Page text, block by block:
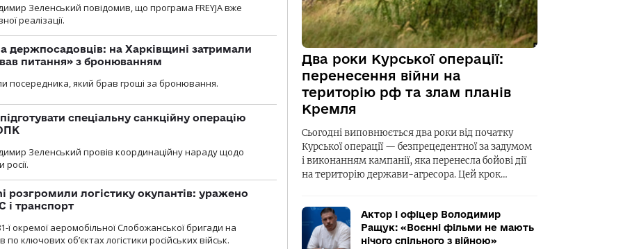
Зеленський повідомив, що програма FREYJA вже
реалізації.
держпосадовців: на Харківщині затримали
питання» з бронюванням
посередника, який брав гроші за бронювання.
спеціальну санкційну операцію
Зеленський провів координаційну нараду щодо
розгромили логістику окупантів: уражено
і транспорт
окремої аеромобільної Слобожанської бригади на
ключових об’єктах логістики російських військ.
Два роки Курської операції:
перенесення війни на
територію рф та злам планів
Кремля
Сьогодні виповнюється два роки від початку
Курської операції — безпрецедентної за задумом
і виконанням кампанії, яка перенесла бойові дії
на територію держави-агресора. Цей крок…
Актор і офіцер Володимир
Ращук: «Воєнні фільми не мають
нічого спільного з війною»